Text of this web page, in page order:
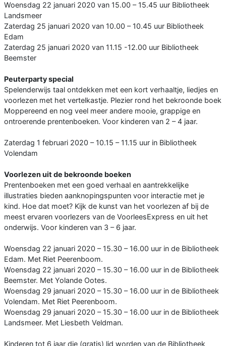
Woensdag 22 januari 2020 van 15.00 – 15.45 uur Bibliotheek
Landsmeer
Zaterdag 25 januari 2020 van 10.00 – 10.45 uur Bibliotheek
Edam
Zaterdag 25 januari 2020 van 11.15 -12.00 uur Bibliotheek
Beemster
Peuterparty special
Spelenderwijs taal ontdekken met een kort verhaaltje, liedjes en
voorlezen met het vertelkastje. Plezier rond het bekroonde boek
Moppereend en nog veel meer andere mooie, grappige en
ontroerende prentenboeken. Voor kinderen van 2 – 4 jaar.
Zaterdag 1 februari 2020 – 10.15 – 11.15 uur in Bibliotheek
Volendam
Voorlezen uit de bekroonde boeken
Prentenboeken met een goed verhaal en aantrekkelijke
illustraties bieden aanknopingspunten voor interactie met je
kind. Hoe dat moet? Kijk de kunst van het voorlezen af bij de
meest ervaren voorlezers van de VoorleesExpress en uit het
onderwijs. Voor kinderen van 3 – 6 jaar.
Woensdag 22 januari 2020 – 15.30 – 16.00 uur in de Bibliotheek
Edam. Met Riet Peerenboom.
Woensdag 22 januari 2020 – 15.30 – 16.00 uur in de Bibliotheek
Beemster. Met Yolande Ootes.
Woensdag 29 januari 2020 – 15.30 – 16.00 uur in de Bibliotheek
Volendam. Met Riet Peerenboom.
Woensdag 29 januari 2020 – 15.30 – 16.00 uur in de Bibliotheek
Landsmeer. Met Liesbeth Veldman.
Kinderen tot 6 jaar die (gratis) lid worden van de Bibliotheek